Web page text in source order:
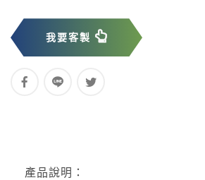
我要客製
產品說明：